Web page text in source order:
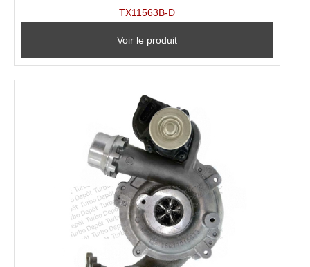
TX11563B-D
Voir le produit